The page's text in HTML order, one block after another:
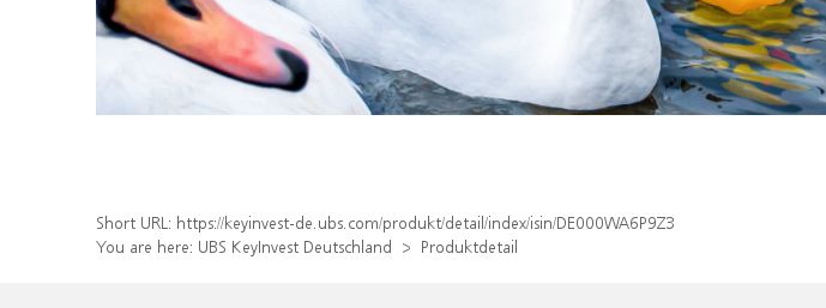
Short URL: https://keyinvest-de.ubs.com/produkt/detail/index/isin/DE000WA6P9Z3
You are here: UBS KeyInvest Deutschland Produktdetail